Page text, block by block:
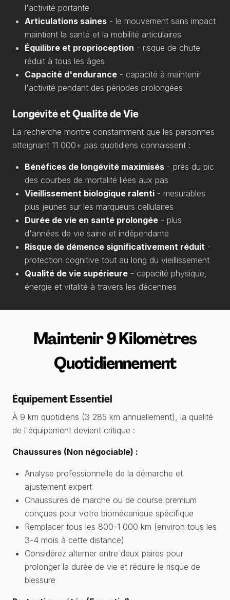
l'activité portante
Articulations saines - le mouvement sans impact
maintient la santé et la mobilité articulaires
Équilibre et proprioception - risque de chute
réduit à tous les âges
Capacité d'endurance - capacité à maintenir
l'activité pendant des périodes prolongées
Longévité et Qualité de Vie
La recherche montre constamment que les personnes
atteignant 11 000+ pas quotidiens connaissent :
Bénéfices de longévité maximisés - près du pic
des courbes de mortalité liées aux pas
Vieillissement biologique ralenti - mesurables
plus jeunes sur les marqueurs cellulaires
Durée de vie en santé prolongée - plus
d'années de vie saine et indépendante
Risque de démence significativement réduit -
protection cognitive tout au long du vieillissement
Qualité de vie supérieure - capacité physique,
énergie et vitalité à travers les décennies
Maintenir 9 Kilomètres
Quotidiennement
Équipement Essentiel
À 9 km quotidiens (3 285 km annuellement), la qualité
de l'équipement devient critique :
Chaussures (Non négociable) :
Analyse professionnelle de la démarche et
ajustement expert
Chaussures de marche ou de course premium
conçues pour votre biomécanique spécifique
Remplacer tous les 800-1 000 km (environ tous les
3-4 mois à cette distance)
Considérez alterner entre deux paires pour
prolonger la durée de vie et réduire le risque de
blessure